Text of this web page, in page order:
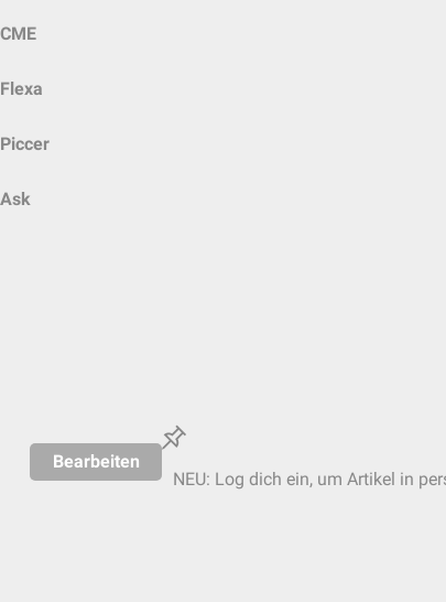
CME
Flexa
Piccer
Ask
Bearbeiten
NEU: Log dich ein, um Artikel in